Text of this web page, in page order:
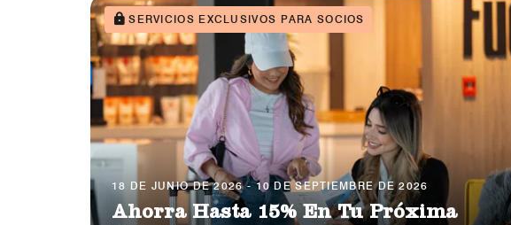
SERVICIOS EXCLUSIVOS PARA SOCIOS
18 DE JUNIO DE 2026 - 10 DE SEPTIEMBRE DE 2026
Ahorra Hasta 15% En Tu Próxima